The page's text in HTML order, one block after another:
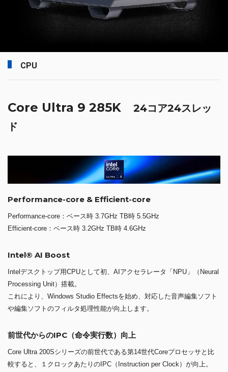
CPU
Core Ultra 9 285K 24コア24スレッ
ド
Performance-core & Efficient-core
Performance-core：ベース時 3.7GHz TB時 5.5GHz
Efficient-core：ベース時 3.2GHz TB時 4.6GHz
Intel® AI Boost
Intelデスクトップ用CPUとして初、AIアクセラレータ「NPU」（Neural
Processing Unit）搭載。
これにより、Windows Studio Effectsを始め、対応した音声編集ソフト
や編集ソフトのフィルタ処理性能が向上します。
前世代からのIPC（命令実行数）向上
Core Ultra 200Sシリーズの前世代である第14世代Coreプロセッサと比
較すると、１クロックあたりのIPC（Instruction per Clock）が向上。